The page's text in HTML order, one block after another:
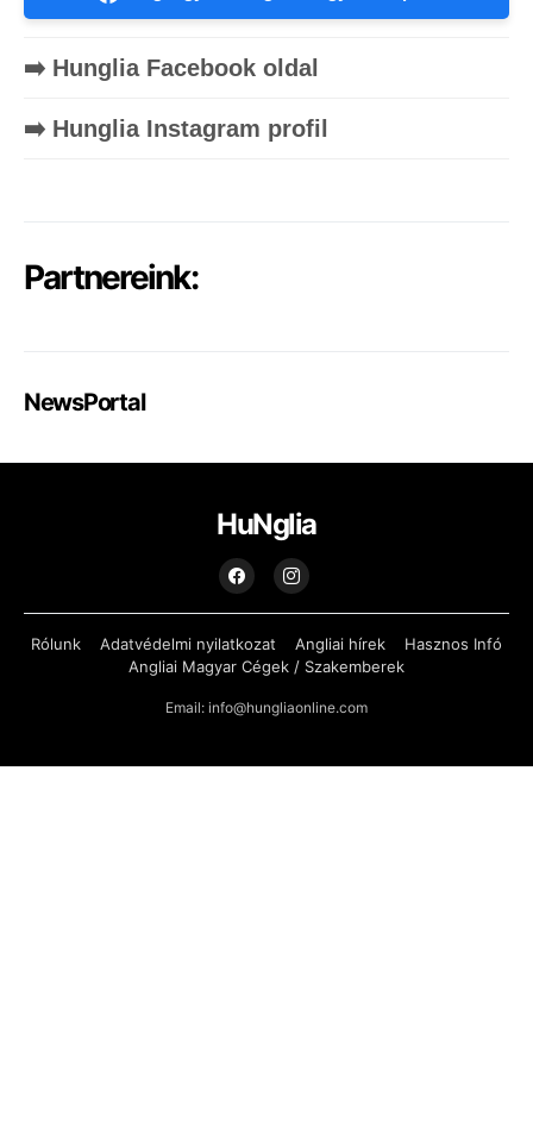
➡️ Hunglia Facebook oldal
➡️ Hunglia Instagram profil
Partnereink:
NewsPortal
HuNglia
Rólunk Adatvédelmi nyilatkozat Angliai hírek
Hasznos Infó
Angliai Magyar Cégek / Szakemberek
Email: info@hungliaonline.com